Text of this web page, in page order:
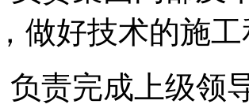
做好技术的施
负责完成上级领